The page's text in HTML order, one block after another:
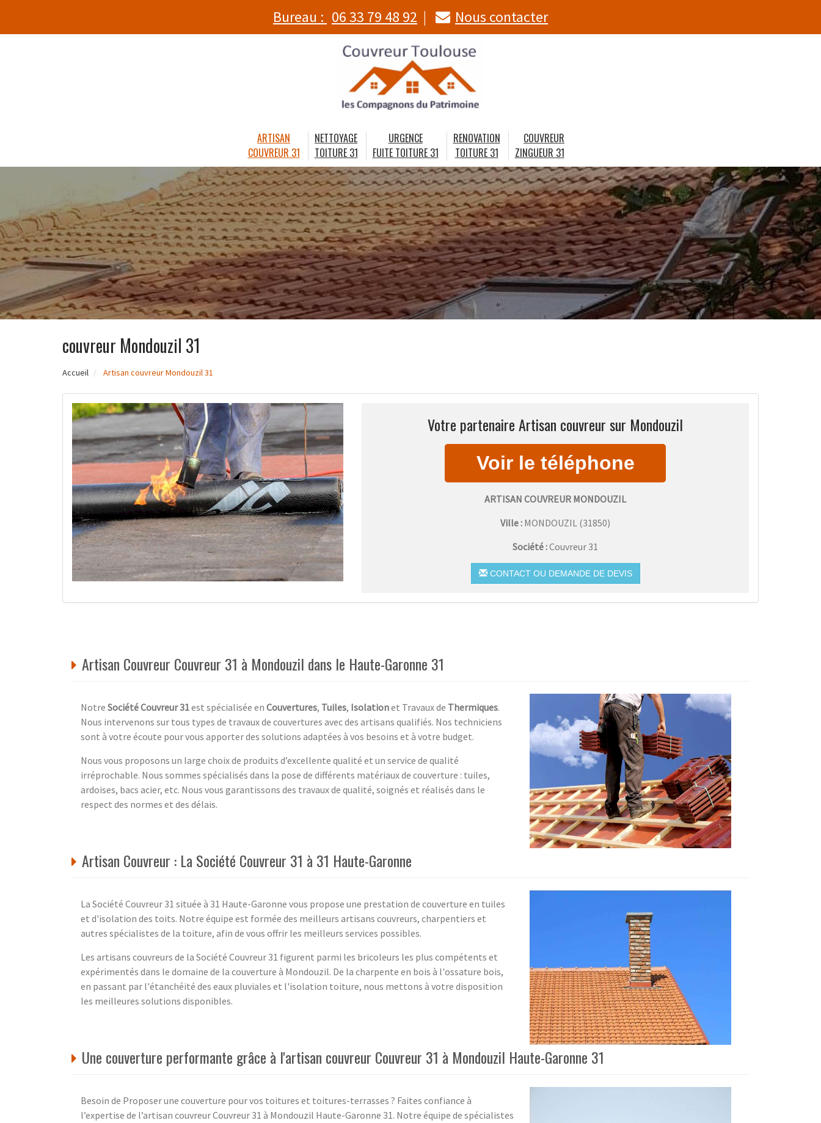
Bureau : 06 33 79 48 92 Nous contacter
ARTISAN
COUVREUR 31
NETTOYAGE
TOITURE 31
URGENCE
FUITE TOITURE 31
RENOVATION
TOITURE 31
COUVREUR
ZINGUEUR 31
couvreur Mondouzil 31
Accueil Artisan couvreur Mondouzil 31
Votre partenaire Artisan couvreur sur Mondouzil
ARTISAN COUVREUR MONDOUZIL
Ville : MONDOUZIL (31850)
Société :Couvreur 31
CONTACT OU DEMANDE DE DEVIS
Artisan Couvreur Couvreur 31 à Mondouzil dans le Haute-Garonne 31
Notre Société Couvreur 31est spécialisée en Couvertures, Tuiles, Isolationet Travaux de Thermiques.
Nous intervenons sur tous types de travaux de couvertures avec des artisans qualifiés. Nos techniciens
sont à votre écoute pour vous apporter des solutions adaptées à vos besoins et à votre budget.
Nous vous proposons un large choix de produits d’excellente qualité et un service de qualité
irréprochable. Nous sommes spécialisés dans la pose de différents matériaux de couverture : tuiles,
ardoises, bacs acier, etc. Nous vous garantissons des travaux de qualité, soignés et réalisés dans le
respect des normes et des délais.
Artisan Couvreur : La Société Couvreur 31 à 31 Haute-Garonne
La Société Couvreur 31 située à 31 Haute-Garonne vous propose une prestation de couverture en tuiles
et d'isolation des toits. Notre équipe est formée des meilleurs artisans couvreurs, charpentiers et
autres spécialistes de la toiture, afin de vous offrir les meilleurs services possibles.
Les artisans couvreurs de la Société Couvreur 31 figurent parmi les bricoleurs les plus compétents et
expérimentés dans le domaine de la couverture à Mondouzil. De la charpente en bois à l'ossature bois,
en passant par l'étanchéité des eaux pluviales et l'isolation toiture, nous mettons à votre disposition
les meilleures solutions disponibles.
Une couverture performante grâce à l'artisan couvreur Couvreur 31 à Mondouzil Haute-Garonne 31
Besoin de Proposer une couverture pour vos toitures et toitures-terrasses ? Faites confiance à
l’expertise de l’artisan couvreur Couvreur 31 à Mondouzil Haute-Garonne 31. Notre équipe de spécialistes